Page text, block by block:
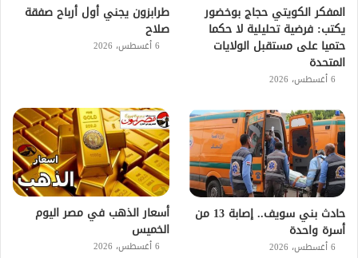
المفكر الكويتي حجاج بوخضور
يكتب: فرضية تحليلية لا حكما
حتميا على مستقبل الولايات
المتحدة
6 أغسطس، 2026
طرابزون يجني أول أرباح صفقة
صلاح
6 أغسطس، 2026
حادث بني سويف.. إصابة 13 من
أسرة واحدة
6 أغسطس، 2026
أسعار الذهب في مصر اليوم
الخميس
6 أغسطس، 2026